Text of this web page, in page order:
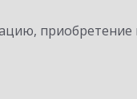
приобретение